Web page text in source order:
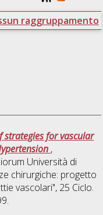
raggruppamento
strategies for vascular
,
Università di
chirurgiche: progetto
vascolari", 25 Ciclo.